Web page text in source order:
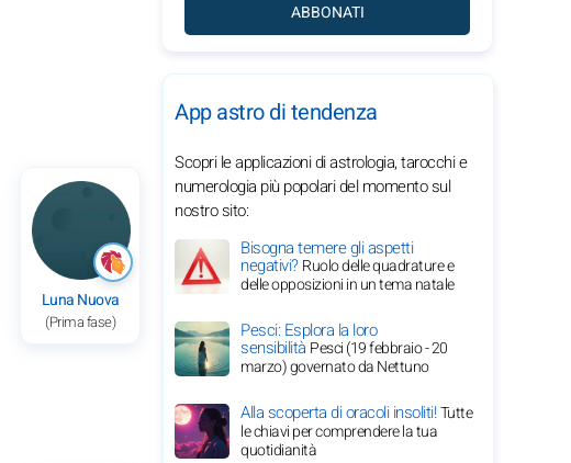
Luna Nuova
(Prima fase)
ABBONATI
App astro di tendenza
Scopri le applicazioni di astrologia, tarocchi e
numerologia più popolari del momento sul
nostro sito:
Bisogna temere gli aspetti
negativi?Ruolo delle quadrature e
delle opposizioni in un tema natale
Pesci: Esplora la loro
sensibilità Pesci (19 febbraio - 20
marzo) governato da Nettuno
Alla scoperta di oracoli insoliti!Tutte
le chiavi per comprendere la tua
quotidianità